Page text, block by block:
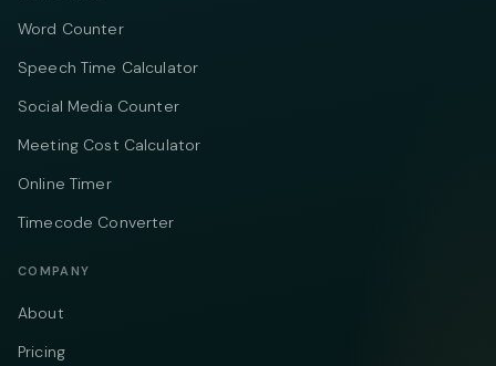
Word Counter
Speech Time Calculator
Social Media Counter
Meeting Cost Calculator
Online Timer
Timecode Converter
COMPANY
About
Pricing